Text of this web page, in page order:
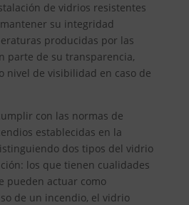
de vidrios resistentes
su integridad
producidas por las
parte de su transparencia,
nivel de visibilidad en caso de
con las normas de
establecidas en la
dos tipos del vidrio
los que tienen cualidades
pueden actuar como
de un incendio, el vidrio